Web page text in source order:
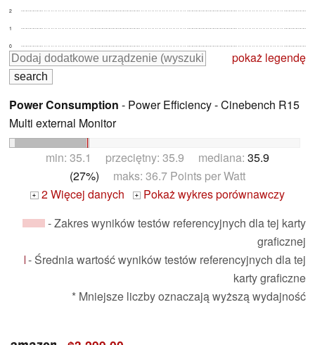
0
1
2
pokaż legendę
Power Consumption - Power Efficiency - Cinebench R15
Multi external Monitor
min: 35.1 przeciętny: 35.9 mediana: 35.9
(27%) maks: 36.7 Points per Watt
+ 2 Więcej danych +
Pokaż wykres porównawczy
- Zakres wyników testów referencyjnych dla tej karty
graficznej
- Średnia wartość wyników testów referencyjnych dla tej
karty graficzne
* Mniejsze liczby oznaczają wyższą wydajność